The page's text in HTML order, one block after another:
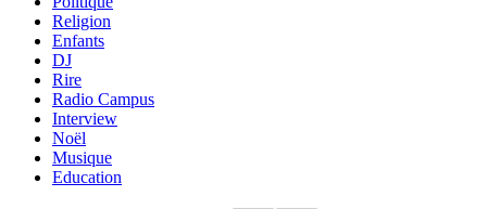
Religion
Enfants
DJ
Rire
Radio Campus
Interview
Noël
Musique
Education